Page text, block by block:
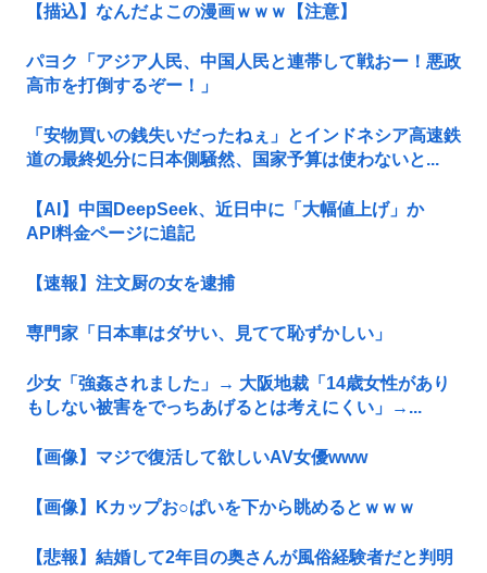
【描込】なんだよこの漫画ｗｗｗ【注意】
パヨク「アジア人民、中国人民と連帯して戦おー！悪政
高市を打倒するぞー！」
「安物買いの銭失いだったねぇ」とインドネシア高速鉄
道の最終処分に日本側騒然、国家予算は使わないと...
【AI】中国DeepSeek、近日中に「大幅値上げ」か
API料金ページに追記
【速報】注文厨の女を逮捕
専門家「日本車はダサい、見てて恥ずかしい」
少女「強姦されました」→ 大阪地裁「14歳女性があり
もしない被害をでっちあげるとは考えにくい」→...
【画像】マジで復活して欲しいAV女優www
【画像】Kカップお○ぱいを下から眺めるとｗｗｗ
【悲報】結婚して2年目の奥さんが風俗経験者だと判明